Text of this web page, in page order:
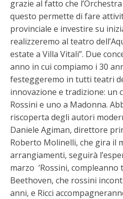
grazie al fatto che
questo permette di fare
provinciale e investire su
realizzeremo al teatro
estate a Villa Vitali”. Due
anno in cui compiamo i 30
festeggeremo in tutti teatri
innovazione e tradizione: un
Rossini e uno a Madonna.
riscoperta degli autori
Daniele Agiman, direttore
Roberto Molinelli, che gira il
arrangiamenti, seguirà
marzo ‘Rossini, compleanno
Beethoven, che rossini
anni, e Ricci